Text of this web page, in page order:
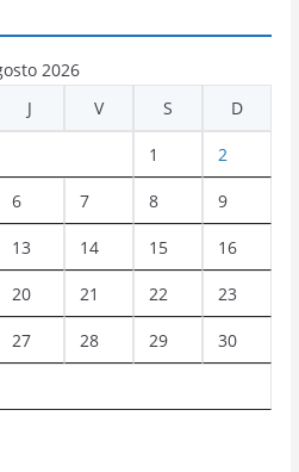
2026
J V S D
1 2
6 7 8 9
13 14 15 16
20 21 22 23
27 28 29 30